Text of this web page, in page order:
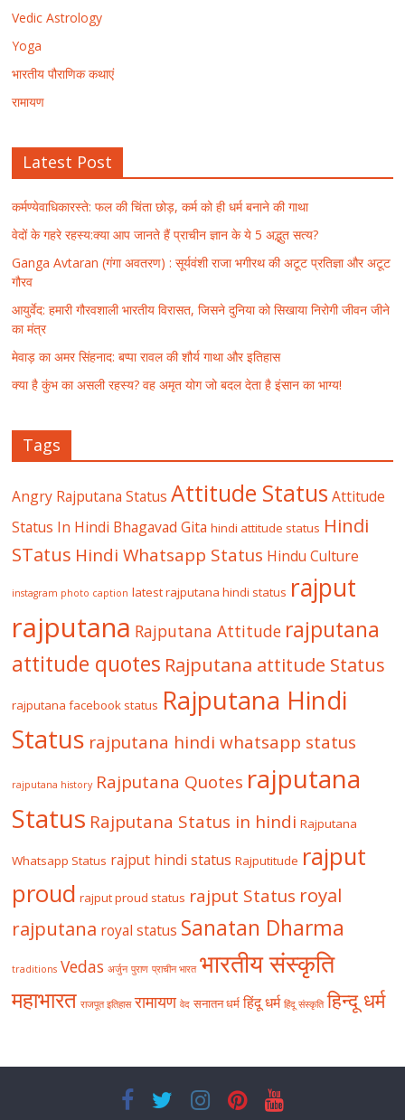
Vedic Astrology
Yoga
भारतीय पौराणिक कथाएं
रामायण
Latest Post
कर्मण्येवाधिकारस्ते: फल की चिंता छोड़, कर्म को ही धर्म बनाने की गाथा
वेदों के गहरे रहस्य:क्या आप जानते हैं प्राचीन ज्ञान के ये 5 अद्भुत सत्य?
Ganga Avtaran (गंगा अवतरण) : सूर्यवंशी राजा भगीरथ की अटूट प्रतिज्ञा और अटूट
गौरव
आयुर्वेद: हमारी गौरवशाली भारतीय विरासत, जिसने दुनिया को सिखाया निरोगी जीवन जीने
का मंत्र
मेवाड़ का अमर सिंहनाद: बप्पा रावल की शौर्य गाथा और इतिहास
क्या है कुंभ का असली रहस्य? वह अमृत योग जो बदल देता है इंसान का भाग्य!
Tags
Angry Rajputana Status Attitude Status Attitude
Status In Hindi Bhagavad Gita hindi attitude status Hindi
STatus Hindi Whatsapp Status Hindu Culture
instagram photo caption latest rajputana hindi status rajput
rajputana Rajputana Attitude rajputana
attitude quotes Rajputana attitude Status
rajputana facebook status Rajputana Hindi
Status rajputana hindi whatsapp status
rajputana history Rajputana Quotes rajputana
Status Rajputana Status in hindi Rajputana
Whatsapp Status rajput hindi status Rajputitude rajput
proud rajput proud status rajput Status royal
rajputana royal status Sanatan Dharma
traditions Vedas अर्जुन पुराण प्राचीन भारत भारतीय संस्कृति
महाभारत राजपूत इतिहास रामायण वेद सनातन धर्म हिंदू धर्म हिंदू संस्कृति हिन्दू धर्म